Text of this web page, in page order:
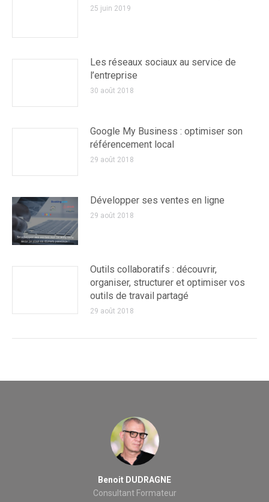
25 juin 2019
Les réseaux sociaux au service de
l’entreprise
30 août 2018
Google My Business : optimiser son
référencement local
29 août 2018
Développer ses ventes en ligne
29 août 2018
Outils collaboratifs : découvrir,
organiser, structurer et optimiser vos
outils de travail partagé
29 août 2018
Jean-Patrick MANCINI
Consultant Formateur